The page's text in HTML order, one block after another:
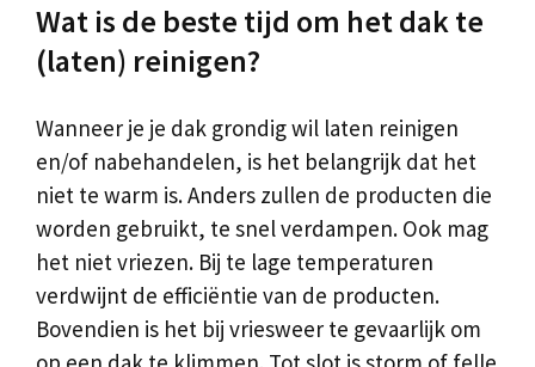
Wat is de beste tijd om het dak te
(laten) reinigen?
Wanneer je je dak grondig wil laten reinigen
en/of nabehandelen, is het belangrijk dat het
niet te warm is. Anders zullen de producten die
worden gebruikt, te snel verdampen. Ook mag
het niet vriezen. Bij te lage temperaturen
verdwijnt de efficiëntie van de producten.
Bovendien is het bij vriesweer te gevaarlijk om